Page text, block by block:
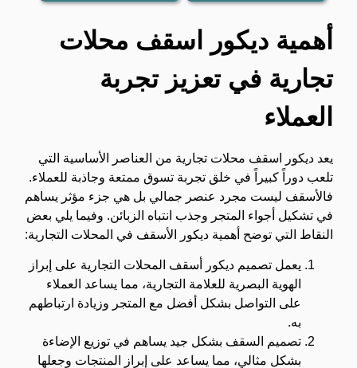
أهمية ديكور اسقف محلات
تجارية في تعزيز تجربة
العملاء
يعد ديكور اسقف محلات تجارية من العناصر الأساسية التي
تلعب دوراً كبيراً في خلق تجربة تسوق ممتعة وجاذبة للعملاء.
فالأسقف ليست مجرد عنصر جمالي بل هي جزء مؤثر يساهم
في تشكيل أجواء المتجر وجذب انتباه الزبائن. وفيما يلي بعض
النقاط التي توضح أهمية ديكور الأسقف في المحلات التجارية:
يعمل تصميم ديكور أسقف المحلات التجارية على إبراز
الهوية البصرية للعلامة التجارية، مما يساعد العملاء
على التواصل بشكل أفضل مع المتجر وزيادة ارتباطهم
به.
تصميم السقف بشكل جيد يساهم في توزيع الإضاءة
بشكل مثالي، مما يساعد على إبراز المنتجات وجعلها